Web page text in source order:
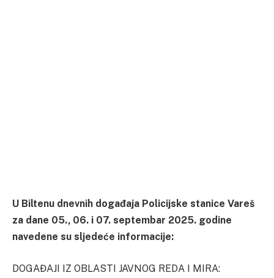
U Biltenu dnevnih događaja Policijske stanice Vareš
za dane 05., 06. i 07. septembar 2025. godine
navedene su sljedeće informacije:
DOGAĐAJI IZ OBLASTI JAVNOG REDA I MIRA: